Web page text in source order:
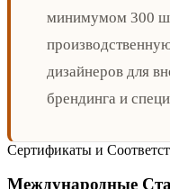
минимумом 300
дизайнеров для
брендинга и
Сертификаты и
Международные